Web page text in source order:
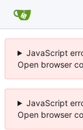
JavaScript
Open browser
JavaScript
Open browser